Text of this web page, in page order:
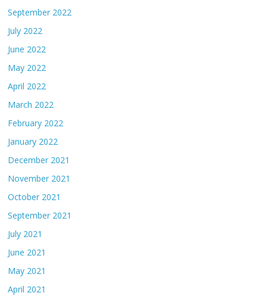
September 2022
July 2022
June 2022
May 2022
April 2022
March 2022
February 2022
January 2022
December 2021
November 2021
October 2021
September 2021
July 2021
June 2021
May 2021
April 2021